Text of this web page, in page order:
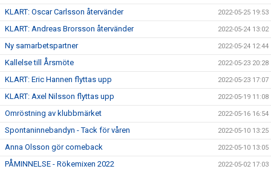
KLART: Oscar Carlsson återvänder 2022-05-25 19:53
KLART: Andreas Brorsson återvänder 2022-05-24 13:02
Ny samarbetspartner 2022-05-24 12:44
Kallelse till Årsmöte 2022-05-23 20:28
KLART: Eric Hannen flyttas upp 2022-05-23 17:07
KLART: Axel Nilsson flyttas upp 2022-05-19 11:08
Omröstning av klubbmärket 2022-05-16 16:54
Spontaninnebandyn - Tack för våren 2022-05-10 13:25
Anna Olsson gör comeback 2022-05-10 13:05
PÅMINNELSE - Rökemixen 2022 2022-05-02 17:03